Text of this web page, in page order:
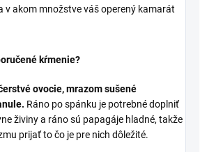
v akom množstve váš operený kamarát
kŕmenie?
ovocie, mrazom sušené
Ráno po spánku je potrebné doplniť
živiny a ráno sú papagáje hladné, takže
prijať to čo je pre nich dôležité.